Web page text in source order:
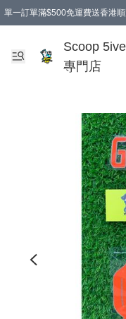
單一訂單滿$500免運費送香港
Scoop
專門店